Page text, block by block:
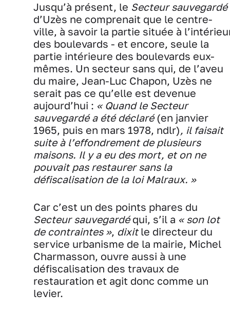
Jusqu’à présent, le Secteur sauvegardé
d’Uzès ne comprenait que le centre-
ville, à savoir la partie située à
des boulevards - et encore, seule la
partie intérieure des boulevards eux-
mêmes. Un secteur sans qui, de l’aveu
du maire, Jean-Luc Chapon, Uzès ne
serait pas ce qu’elle est devenue
aujourd’hui : « Quand le Secteur
sauvegardé a été déclaré(en janvier
1965, puis en mars 1978, ndlr) , il faisait
suite à l’effondrement de plusieurs
maisons. Il y a eu des mort, et on ne
pouvait pas restaurer sans la
défiscalisation de la loi Malraux. »
Car c’est un des points phares du
Secteur sauvegardéqui, s’il a « son lot
de contraintes », dixitle directeur du
service urbanisme de la mairie, Michel
Charmasson, ouvre aussi à une
défiscalisation des travaux de
restauration et agit donc comme un
levier.